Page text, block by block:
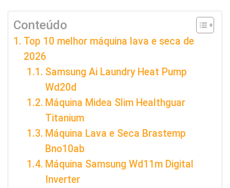
Conteúdo
Top 10 melhor máquina lava e seca de
2026
Samsung Ai Laundry Heat Pump
Wd20d
Máquina Midea Slim Healthguar
Titanium
Máquina Lava e Seca Brastemp
Bno10ab
Máquina Samsung Wd11m Digital
Inverter